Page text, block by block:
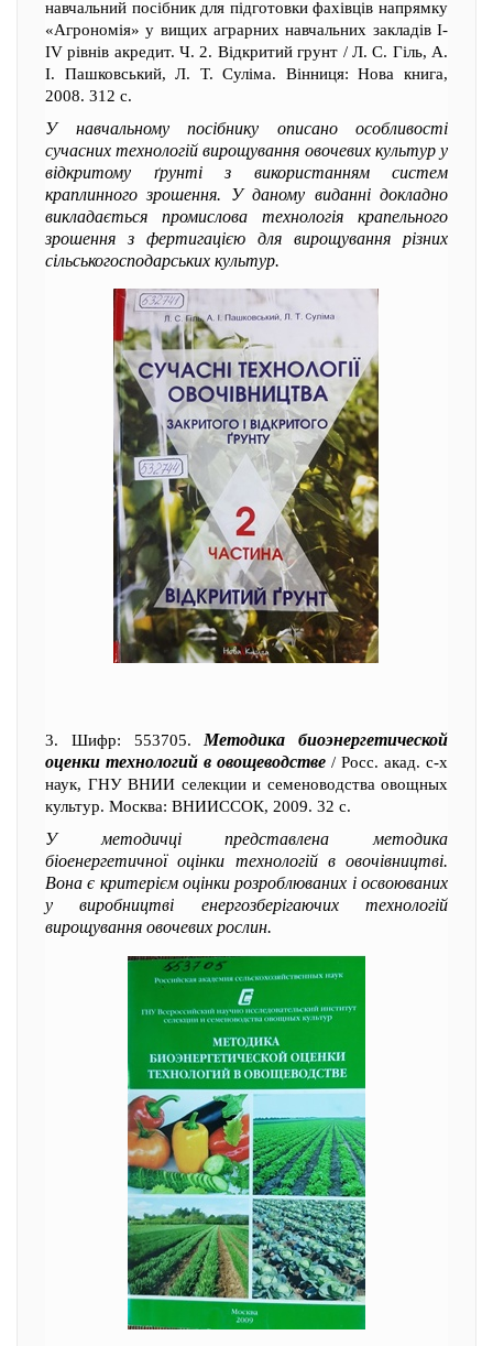
навчальний посібник для підготовки фахівців напрямку
«Агрономія» у вищих аграрних навчальних закладів І-
IV рівнів акредит. Ч. 2. Відкритий грунт / Л. С. Гіль, А.
І. Пашковський, Л. Т. Суліма. Вінниця: Нова книга,
2008. 312 с.
У навчальному посібнику описано особливості
сучасних технологій вирощування овочевих культур у
відкритому ґрунті з використанням систем
краплинного зрошення. У даному виданні докладно
викладається промислова технологія крапельного
зрошення з фертигацією для вирощування різних
сільськогосподарських культур.
3. Шифр: 553705. Методика биоэнергетической
оценки технологий в овощеводстве / Росс. акад. с-х
наук, ГНУ ВНИИ селекции и семеноводства овощных
культур. Москва: ВНИИССОК, 2009. 32 с.
У методичці представлена методика
біоенергетичної оцінки технологій в овочівництві.
Вона є критерієм оцінки розроблюваних і освоюваних
у виробництві енергозберігаючих технологій
вирощування овочевих рослин.